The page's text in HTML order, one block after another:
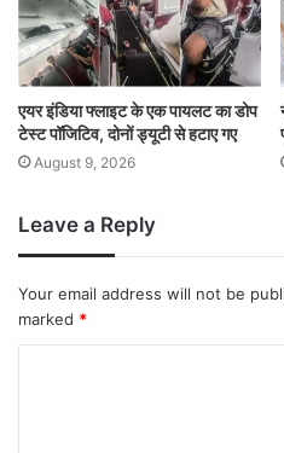
एयर इंडिया फ्लाइट के एक पायलट का डोप
टेस्ट पॉजिटिव, दोनों ड्यूटी से हटाए गए
August 9, 2026
Leave a Reply
Your email address will not be
marked *